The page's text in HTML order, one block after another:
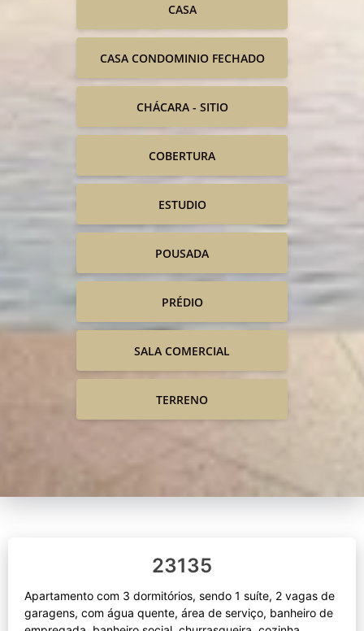
CASA
CASA CONDOMINIO FECHADO
CHÁCARA - SITIO
COBERTURA
ESTUDIO
POUSADA
PRÉDIO
SALA COMERCIAL
TERRENO
23135
Apartamento com 3 dormitórios, sendo 1 suíte, 2 vagas de
garagens, com água quente, área de serviço, banheiro de